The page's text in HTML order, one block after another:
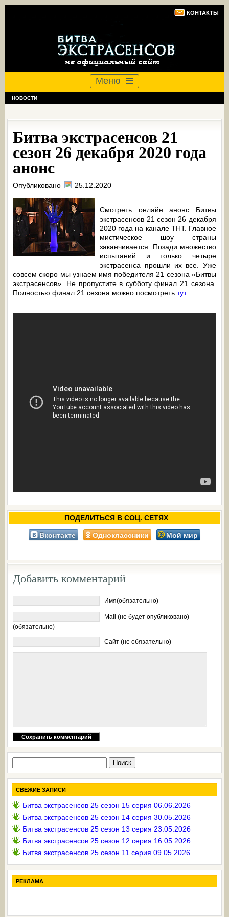
КОНТАКТЫ
Меню
НОВОСТИ
Битва экстрасенсов 21
сезон 26 декабря 2020 года
анонс
Опубликовано 25.12.2020
Смотреть онлайн анонс Битвы
экстрасенсов 21 сезон 26 декабря
2020 года на канале ТНТ. Главное
мистическое шоу страны
заканчивается. Позади множество
испытаний и только четыре
экстрасенса прошли их все. Уже
совсем скоро мы узнаем имя победителя 21 сезона «Битвы
экстрасенсов». Не пропустите в субботу финал 21 сезона.
Полностью финал 21 сезона можно посмотретьтут.
ПОДЕЛИТЬСЯ В СОЦ. СЕТЯХ
Вконтакте Одноклассники Мой мир
Добавить комментарий
Имя(обязательно)
Mail (не будет опубликовано)
(обязательно)
Сайт (не обязательно)
СВЕЖИЕ ЗАПИСИ
Битва экстрасенсов 25 сезон 15 серия 06.06.2026
Битва экстрасенсов 25 сезон 14 серия 30.05.2026
Битва экстрасенсов 25 сезон 13 серия 23.05.2026
Битва экстрасенсов 25 сезон 12 серия 16.05.2026
Битва экстрасенсов 25 сезон 11 серия 09.05.2026
РЕКЛАМА